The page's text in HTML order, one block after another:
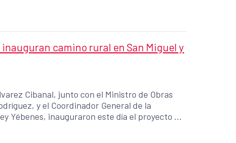
camino rural en San Miguel y
Cibanal, junto con el Ministro de Obras
y el Coordinador General de la
Yébenes, inauguraron este día el proyecto de